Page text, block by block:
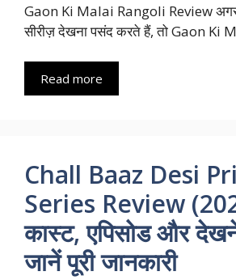
Gaon Ki Malai Rangoli Review अगर
सीरीज़ देखना पसंद करते हैं, तो Gaon
Read more
Chall Baaz Desi
Series Review
कास्ट, एपिसोड और
जानें पूरी जानकारी